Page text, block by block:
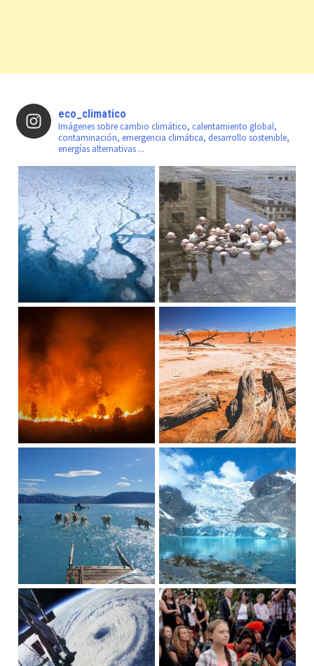
eco_climatico
Imágenes sobre cambio climático, calentamiento global,
contaminación, emergencia climática, desarrollo sostenible,
energías alternativas ...